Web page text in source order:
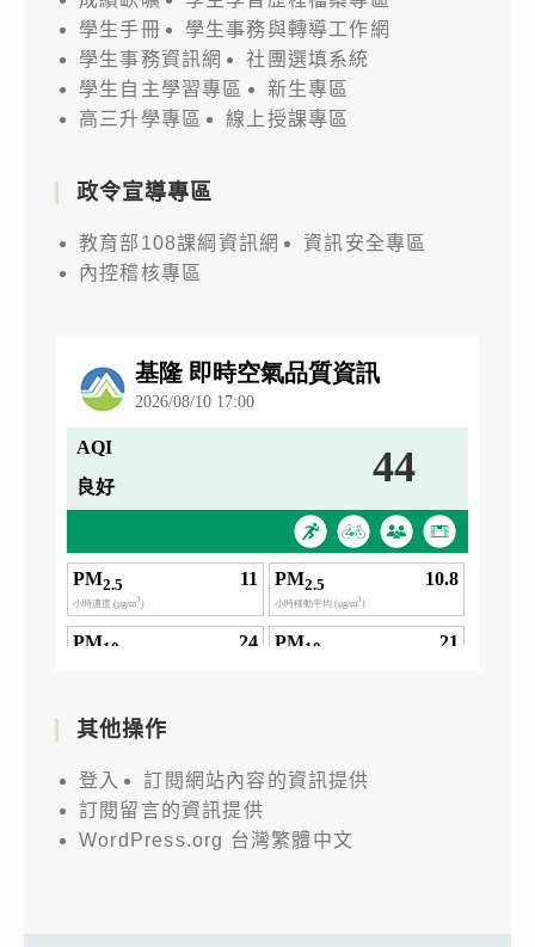
學生手冊
學生事務與轉導工作網
學生事務資訊網
社團選填系統
學生自主學習專區
新生專區
高三升學專區
線上授課專區
政令宣導專區
教育部108課綱資訊網
資訊安全專區
內控稽核專區
其他操作
登入
訂閱網站內容的資訊提供
訂閱留言的資訊提供
WordPress.org 台灣繁體中文